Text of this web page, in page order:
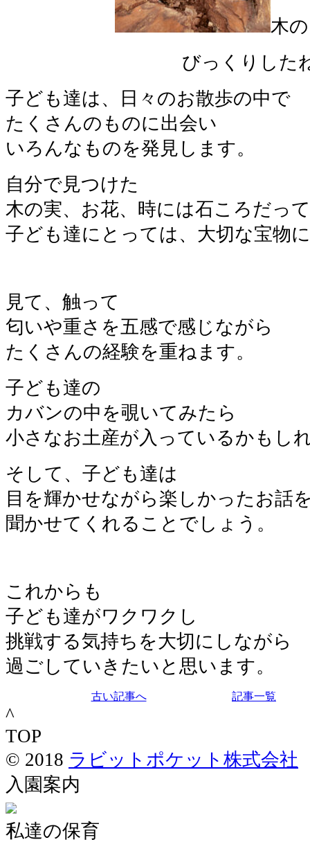
木
びっくりした
子ども達は、日々のお散歩の中で
たくさんのものに出会い
いろんなものを発見します。
自分で見つけた
木の実、お花、時には石ころだっ
子ども達にとっては、大切な宝物
見て、触って
匂いや重さを五感で感じながら
たくさんの経験を重ねます。
子ども達の
カバンの中を覗いてみたら
小さなお土産が入っているかもし
そして、子ども達は
目を輝かせながら楽しかったお話
聞かせてくれることでしょう。
これからも
子ども達がワクワクし
挑戦する気持ちを大切にしながら
過ごしていきたいと思います。
古い記事へ 記事一覧
^
TOP
© 2018 ラビットポケット株式会社
入園案内
私達の保育